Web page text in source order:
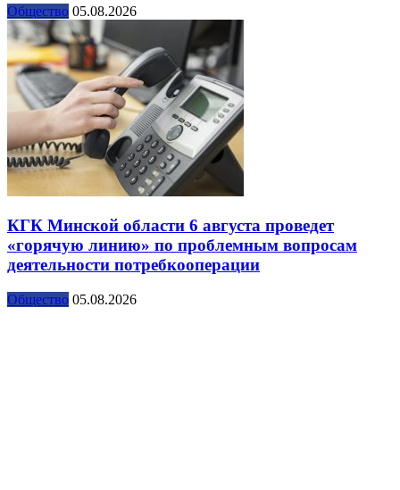
Общество 05.08.2026
КГК Минской области 6 августа проведет
«горячую линию» по проблемным вопросам
деятельности потребкооперации
Общество 05.08.2026